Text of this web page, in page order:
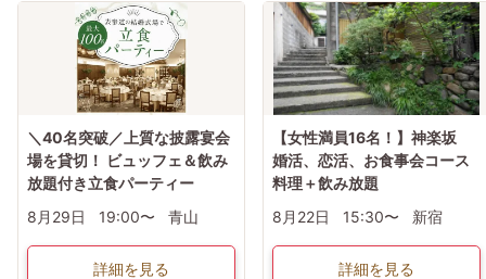
＼40名突破／上質な披露宴会
場を貸切！ ビュッフェ＆飲み
放題付き立食パーティー
8月29日
19:00〜 青山
詳細を見る
【女性満員16名！】神楽坂
婚活、恋活、お食事会コース
料理＋飲み放題
8月22日
15:30〜 新宿
詳細を見る